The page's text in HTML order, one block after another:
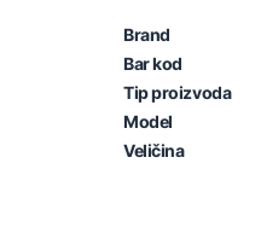
Brand
Bar kod
Tip proizvoda
Model
Veličina